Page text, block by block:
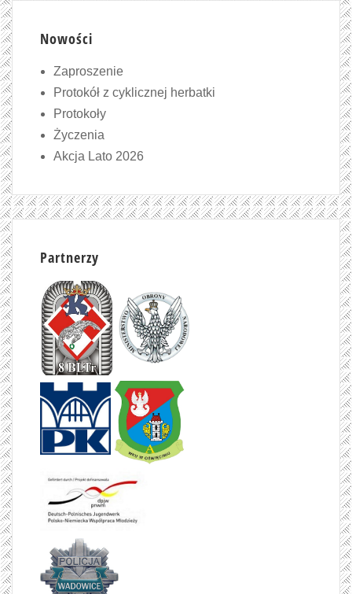
Nowości
Zaproszenie
Protokół z cyklicznej herbatki
Protokoły
Życzenia
Akcja Lato 2026
Partnerzy